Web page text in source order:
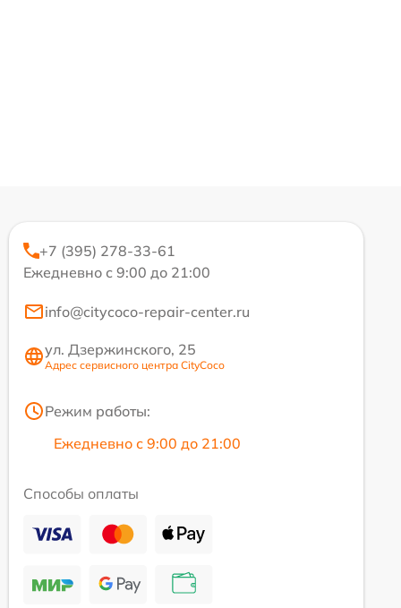
+7 (395) 278-33-61
Ежедневно с 9:00 до 21:00
info@citycoco-repair-center.ru
ул. Дзержинского, 25
Адрес сервисного центра CityCoco
Режим работы:
Ежедневно с 9:00 до 21:00
Способы оплаты